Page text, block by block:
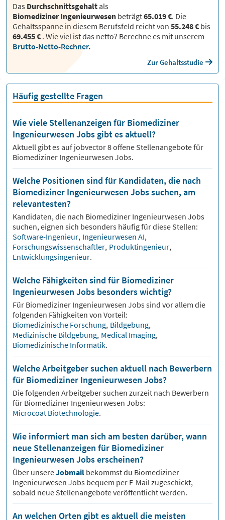
Das Durchschnittsgehaltals
Biomediziner Ingenieurwesen beträgt65.019 €. Die
Gehaltsspanne in diesem Berufsfeld reicht von 55.248 € bis
69.455 € . Wie viel ist das netto? Berechne es mit unserem
Brutto-Netto-Rechner.
Zur Gehaltsstudie
Häufig gestellte Fragen
Wie viele Stellenanzeigen für Biomediziner
Ingenieurwesen Jobs gibt es aktuell?
Aktuell gibt es auf jobvector8offene Stellenangebote für
Biomediziner Ingenieurwesen Jobs.
Welche Positionen sind für Kandidaten, die nach
Biomediziner Ingenieurwesen Jobs suchen, am
relevantesten?
Kandidaten, die nach Biomediziner Ingenieurwesen Jobs
suchen, eignen sich besonders häufig für diese Stellen:
Software-Ingenieur, Ingenieurwesen AI,
Forschungswissenschaftler, Produktingenieur,
Entwicklungsingenieur.
Welche Fähigkeiten sind für Biomediziner
Ingenieurwesen Jobs besonders wichtig?
Für Biomediziner Ingenieurwesen Jobs sind vor allem die
folgenden Fähigkeiten von Vorteil:
Biomedizinische Forschung, Bildgebung,
Medizinische Bildgebung, Medical Imaging,
Biomedizinische Informatik.
Welche Arbeitgeber suchen aktuell nach Bewerbern
für Biomediziner Ingenieurwesen Jobs?
Die folgenden Arbeitgeber suchen zurzeit nach Bewerbern
für Biomediziner Ingenieurwesen Jobs:
Microcoat Biotechnologie.
Wie informiert man sich am besten darüber, wann
neue Stellenanzeigen für Biomediziner
Ingenieurwesen Jobs erscheinen?
Über unsereJobmail bekommst du Biomediziner
Ingenieurwesen Jobs bequem per E-Mail zugeschickt,
sobald neue Stellenangebote veröffentlicht werden.
An welchen Orten gibt es aktuell die meisten